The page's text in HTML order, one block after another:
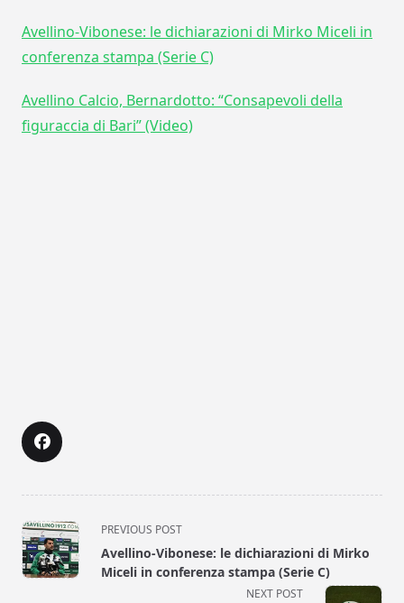
Avellino-Vibonese: le dichiarazioni di Mirko Miceli in
conferenza stampa (Serie C)
Avellino Calcio, Bernardotto: “Consapevoli della
figuraccia di Bari” (Video)
<span
class="nav-
subtitle
PREVIOUS POST
Avellino-Vibonese: le dichiarazioni di Mirko
Miceli in conferenza stampa (Serie C)
NEXT POST